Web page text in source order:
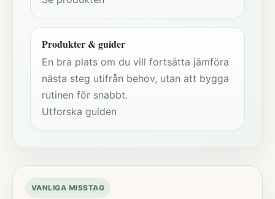
Produkter & guider
En bra plats om du vill fortsätta jämföra
nästa steg utifrån behov, utan att bygga
rutinen för snabbt.
Utforska guiden
VANLIGA MISSTAG